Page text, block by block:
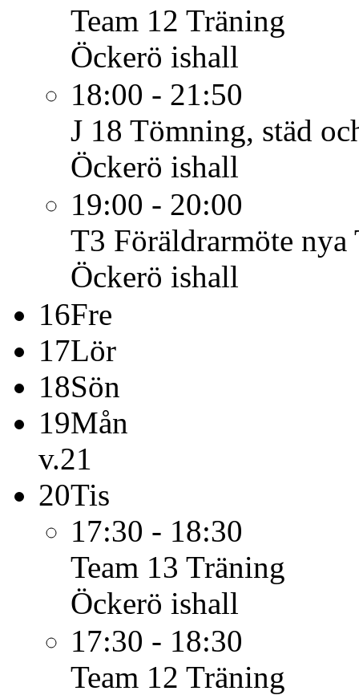
Team 12 Träning
Öckerö ishall
18:00 - 21:50
J 18 Tömning, städ
Öckerö ishall
19:00 - 20:00
T3 Föräldrarmöte nya
Öckerö ishall
16Fre
17Lör
18Sön
19Mån
v.21
20Tis
17:30 - 18:30
Team 13 Träning
Öckerö ishall
17:30 - 18:30
Team 12 Träning